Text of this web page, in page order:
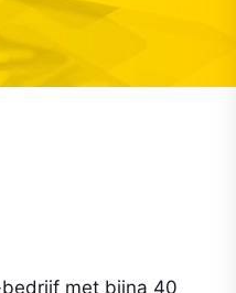
met bijna 40